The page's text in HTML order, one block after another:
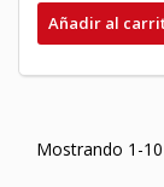
Añadir al
Mostrando 1-